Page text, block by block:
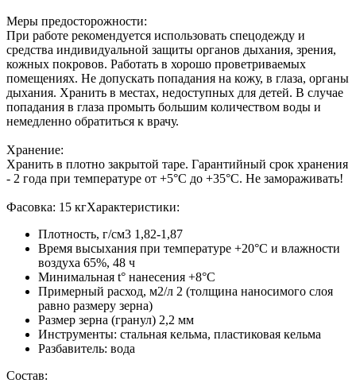
Меры предосторожности:
При работе рекомендуется использовать спецодежду и
средства индивидуальной защиты органов дыхания, зрения,
кожных покровов. Работать в хорошо проветриваемых
помещениях. Не допускать попадания на кожу, в глаза, органы
дыхания. Хранить в местах, недоступных для детей. В случае
попадания в глаза промыть большим количеством воды и
немедленно обратиться к врачу.
Хранение:
Хранить в плотно закрытой таре. Гарантийный срок хранения
- 2 года при температуре от +5°С до +35°С. Не замораживать!
Фасовка: 15 кгХарактеристики:
Плотность, г/см3 1,82-1,87
Время высыхания при температуре +20°С и влажности
воздуха 65%, 48 ч
Минимальная t° нанесения +8°С
Примерный расход, м2/л 2 (толщина наносимого слоя
равно размеру зерна)
Размер зерна (гранул) 2,2 мм
Инструменты: стальная кельма, пластиковая кельма
Разбавитель: вода
Состав: